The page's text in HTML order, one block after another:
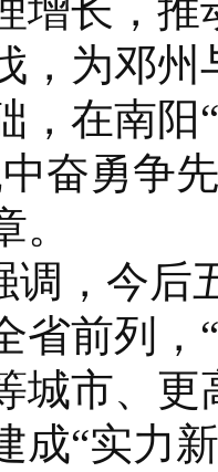
增长，
，为邓
，在南
奋勇争
调，今后
省前列
城市、
成“实力